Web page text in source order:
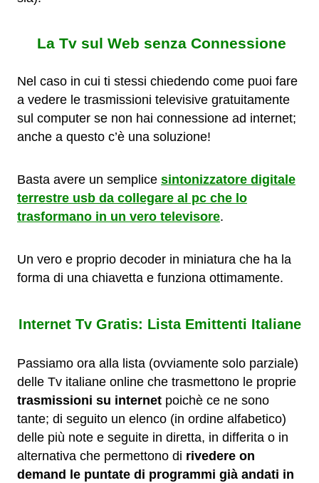
La Tv sul Web senza Connessione
Nel caso in cui ti stessi chiedendo come puoi fare
a vedere le trasmissioni televisive gratuitamente
sul computer se non hai connessione ad internet;
anche a questo c’è una soluzione!
Basta avere un semplice sintonizzatore digitale
terrestre usb da collegare al pc che lo
trasformano in un vero televisore.
Un vero e proprio decoder in miniatura che ha la
forma di una chiavetta e funziona ottimamente.
Internet Tv Gratis: Lista Emittenti Italiane
Passiamo ora alla lista (ovviamente solo parziale)
delle Tv italiane online che trasmettono le proprie
trasmissioni su internet poichè ce ne sono
tante; di seguito un elenco (in ordine alfabetico)
delle più note e seguite in diretta, in differita o in
alternativa che permettono di rivedere on
demand le puntate di programmi già andati in